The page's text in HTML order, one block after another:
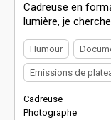
Cadreuse en
lumière, je
Humour
Emissions de
Cadreuse
Photographe